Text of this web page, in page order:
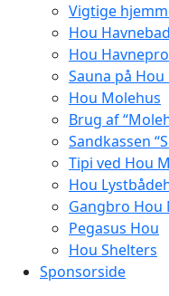
Vigtige
Hou Havnebad
Hou
Sauna på
Hou Molehus
Brug af
Sandkassen
Tipi ved Hou
Hou
Gangbro Hou
Pegasus Hou
Hou Shelters
Sponsorside